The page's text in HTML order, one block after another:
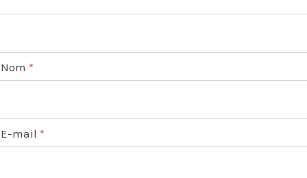
Nom *
E-mail *